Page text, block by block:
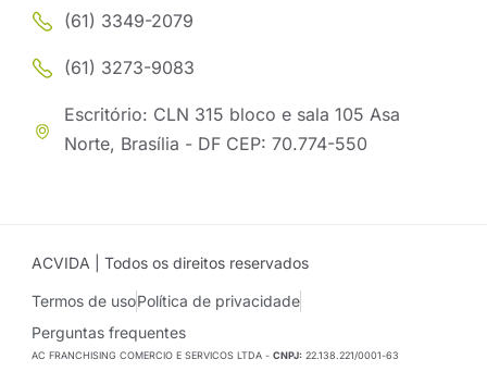
(61) 3349-2079
(61) 3273-9083
Escritório: CLN 315 bloco e sala 105 Asa
Norte, Brasília - DF CEP: 70.774-550
ACVIDA | Todos os direitos reservados
Termos de usoPolítica de privacidade
Perguntas frequentes
AC FRANCHISING COMERCIO E SERVICOS LTDA - CNPJ: 22.138.221/0001-63